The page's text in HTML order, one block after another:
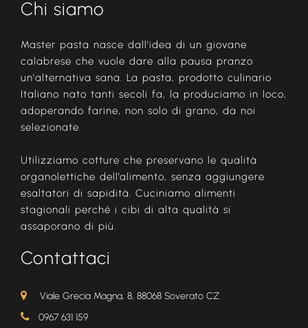
Chi siamo
Master pasta nasce dall’idea di un giovane
calabrese che vuole dare alla pausa pranzo
un'alternativa sana. La pasta, prodotto culinario
Italiano nato tanti secoli fa, la produciamo in loco,
adoperando farine, non solo di grano, da noi
selezionate.
Utilizziamo cotture che preservano le qualità
organolettiche dell’alimento, senza aggiungere
esaltatori di sapidità. Cuciniamo alimenti
stagionali perché i cibi di alta qualità si
assaporano di più.
Contattaci
Viale Grecia Magna, 8, 88068 Soverato CZ
0967 631 159